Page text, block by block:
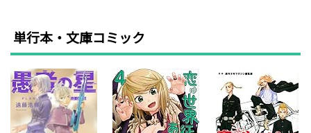
単行本・文庫コミック